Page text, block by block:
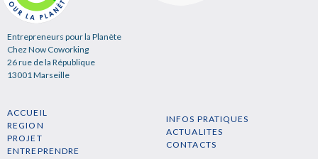
Entrepreneurs pour la Planète
Chez Now Coworking
26 rue de la République
13001 Marseille
ACCUEIL
REGION
PROJET
ENTREPRENDRE
INFOS PRATIQUES
ACTUALITES
CONTACTS